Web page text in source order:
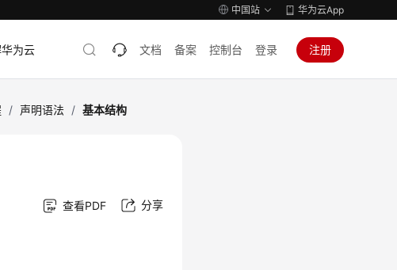
中国站 华为云App
为云 文档 备案 控制台 登录 注册
/ 声明语法 / 基本结构
查看PDF 分享